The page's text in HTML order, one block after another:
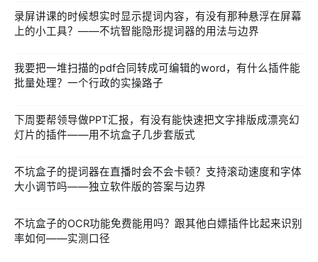
录屏讲课的时候想实时显示提词内容，有没有那种悬浮在屏幕
上的小工具？——不坑智能隐形提词器的用法与边界
我要把一堆扫描的pdf合同转成可编辑的word，有什么插件能
批量处理？一个行政的实操路子
下周要帮领导做PPT汇报，有没有能快速把文字排版成漂亮幻
灯片的插件——用不坑盒子几步套版式
不坑盒子的提词器在直播时会不会卡顿？支持滚动速度和字体
大小调节吗——独立软件版的答案与边界
不坑盒子的OCR功能免费能用吗？跟其他白嫖插件比起来识别
率如何——实测口径